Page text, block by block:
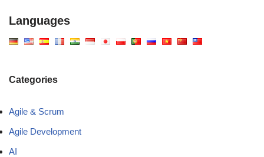
Languages
Categories
Agile & Scrum
Agile Development
AI